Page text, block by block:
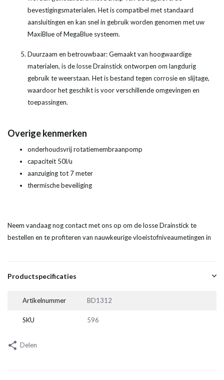
bevestigingsmaterialen. Het is compatibel met standaard
aansluitingen en kan snel in gebruik worden genomen met uw
MaxiBlue of MegaBlue systeem.
Duurzaam en betrouwbaar: Gemaakt van hoogwaardige
materialen, is de losse Drainstick ontworpen om langdurig
gebruik te weerstaan. Het is bestand tegen corrosie en slijtage,
waardoor het geschikt is voor verschillende omgevingen en
toepassingen.
Overige kenmerken
onderhoudsvrij rotatiemembraanpomp
capaciteit 50l/u
aanzuiging tot 7 meter
thermische beveiliging
Neem vandaag nog contact met ons op om de losse Drainstick te
bestellen en te profiteren van nauwkeurige vloeistofniveaumetingen in
Productspecificaties
Artikelnummer BD1312
SKU 596
Delen